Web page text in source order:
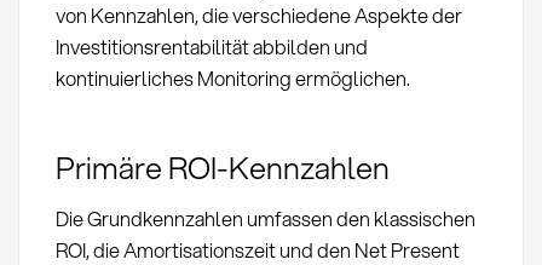
von Kennzahlen, die verschiedene Aspekte der
Investitionsrentabilität abbilden und
kontinuierliches Monitoring ermöglichen.
Primäre ROI-Kennzahlen
Die Grundkennzahlen umfassen den klassischen
ROI, die Amortisationszeit und den Net Present